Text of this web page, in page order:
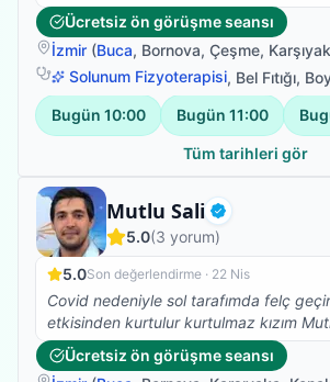
ederiz. Yolun açık olsun...
Ücretsiz ön görüşme seansı
İzmir (Buca, Bornova, Çeşme,
Solunum Fizyoterapisi, Bel Fıtığı,
Bugün 10:00 Bugün 11:00
Tüm tarihleri gör
Mutlu Sali Doğrulanmış
Fizyoterapist
5.0(3 yorum)
5.0Son değerlendirme · 22 Nis
Covid nedeniyle sol tarafımda felç
etkisinden kurtulur kurtulmaz kızım
Iyi ki de bulmuş, çok ilgili , bilgili ,
gösteren , beyefendi ,şahane bir insan.
Ücretsiz ön görüşme seansı